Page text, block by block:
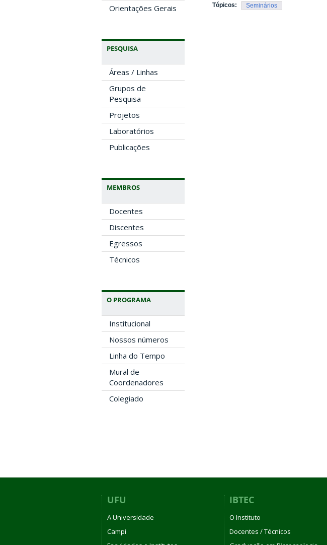
Orientações Gerais
PESQUISA
Áreas / Linhas
Grupos de
Pesquisa
Projetos
Laboratórios
Publicações
MEMBROS
Docentes
Discentes
Egressos
Técnicos
O PROGRAMA
Institucional
Nossos números
Linha do Tempo
Mural de
Coordenadores
Colegiado
Tópicos: Seminários
UFU
A Universidade
Campi
IBTEC
O Instituto
Docentes / Técnicos